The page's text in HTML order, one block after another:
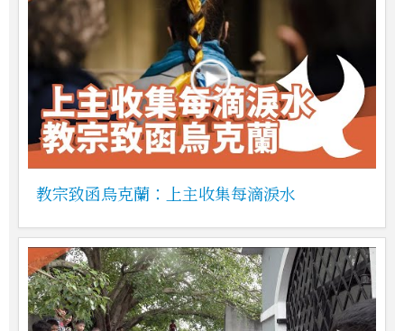
教宗致函烏克蘭：上主收集每滴淚水